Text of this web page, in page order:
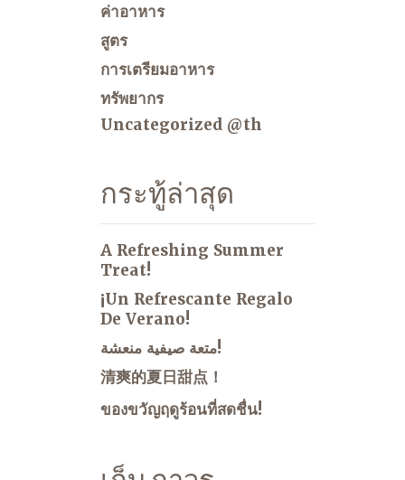
ค่าอาหาร
สูตร
การเตรียมอาหาร
ทรัพยากร
Uncategorized @th
กระทู้ล่าสุด
A Refreshing Summer
Treat!
¡Un Refrescante Regalo
De Verano!
متعة صيفية منعشة!
清爽的夏日甜点！
ของขวัญฤดูร้อนที่สดชื่น!